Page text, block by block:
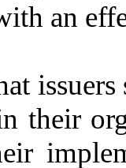
an
issuers
their